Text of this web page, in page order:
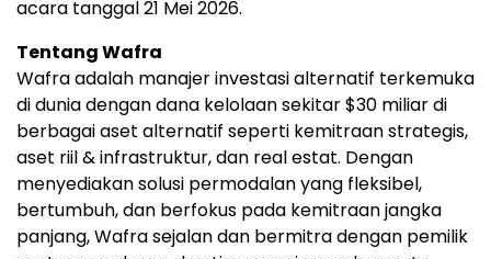
acara tanggal 21 Mei 2026.
Tentang Wafra
Wafra adalah manajer investasi alternatif terkemuka
di dunia dengan dana kelolaan sekitar $30 miliar di
berbagai aset alternatif seperti kemitraan strategis,
aset riil & infrastruktur, dan real estat. Dengan
menyediakan solusi permodalan yang fleksibel,
bertumbuh, dan berfokus pada kemitraan jangka
panjang, Wafra sejalan dan bermitra dengan pemilik